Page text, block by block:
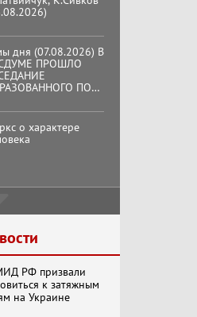
дня (07.08.2026) В
ПРОШЛО
ПО
ЗА
о характере
слева: «Что и
доказать!»
РФ призвали
к затяжным
на Украине